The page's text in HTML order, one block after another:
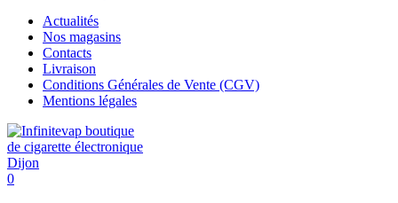
Actualités
Nos magasins
Contacts
Livraison
Conditions Générales de Vente (CGV)
Mentions légales
0